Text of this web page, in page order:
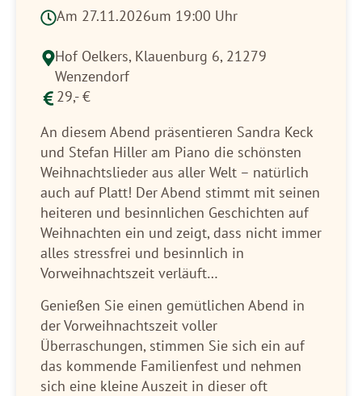
Am 27.11.2026um 19:00 Uhr
Hof Oelkers, Klauenburg 6, 21279
Wenzendorf
29,- €
An diesem Abend präsentieren Sandra Keck
und Stefan Hiller am Piano die schönsten
Weihnachtslieder aus aller Welt – natürlich
auch auf Platt! Der Abend stimmt mit seinen
heiteren und besinnlichen Geschichten auf
Weihnachten ein und zeigt, dass nicht immer
alles stressfrei und besinnlich in
Vorweihnachtszeit verläuft…
Genießen Sie einen gemütlichen Abend in
der Vorweihnachtszeit voller
Überraschungen, stimmen Sie sich ein auf
das kommende Familienfest und nehmen
sich eine kleine Auszeit in dieser oft